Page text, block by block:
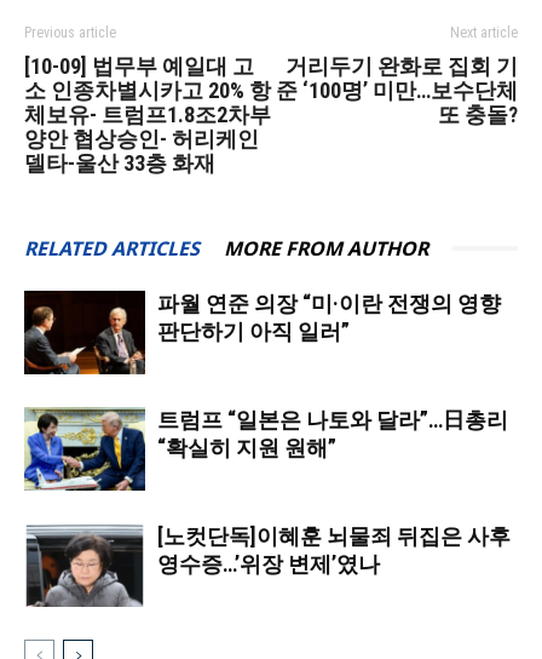
Previous article
[10-09] 법무부 예일대 고
소 인종차별시카고 20% 항
체보유- 트럼프1.8조2차부
양안 협상승인- 허리케인
델타-울산 33층 화재
Next article
거리두기 완화로 집회 기
준 ‘100명’ 미만…보수단체
또 충돌?
RELATED ARTICLES MORE FROM AUTHOR
파월 연준 의장 “미·이란 전쟁의 영향
판단하기 아직 일러”
트럼프 “일본은 나토와 달라”…日총리
“확실히 지원 원해”
[노컷단독]이혜훈 뇌물죄 뒤집은 사후
영수증…’위장 변제’였나